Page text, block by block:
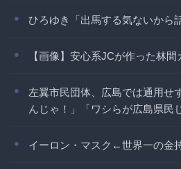
ひろゆき「出馬する気ないから
【画像】安心系JCが作った林
左翼市民団体、広島では通用
んじゃ！」「ワシらが広島県民
イーロン・マスク←世界一の金